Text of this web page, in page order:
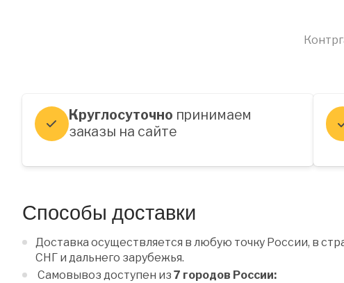
Круглосуточно принимаем
заказы на сайте
Способы доставки
Доставка осуществляется в любую точку России, в
СНГ и дальнего зарубежья.
Самовывоз доступен из 7 городов России: